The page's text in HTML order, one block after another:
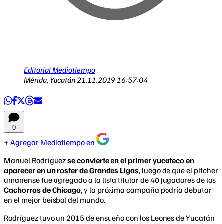
Editorial Mediotiempo
Mérida, Yucatán21.11.2019 16:57:04
0
Agregar Mediotiempo en
Manuel Rodríguezse convierte en el primer yucateco en
aparecer en un roster de Grandes Ligas, luego de que el pitcher
umanense fue agregado a la lista titular de 40 jugadores de los
Cachorros de Chicago, y la próxima campaña podría debutar
en el mejor beisbol del mundo.
Rodríguez tuvo un 2015 de ensueño con los Leones de Yucatán